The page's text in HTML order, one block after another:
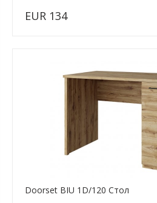
EUR 134
Doorset BIU 1D/120 Стол